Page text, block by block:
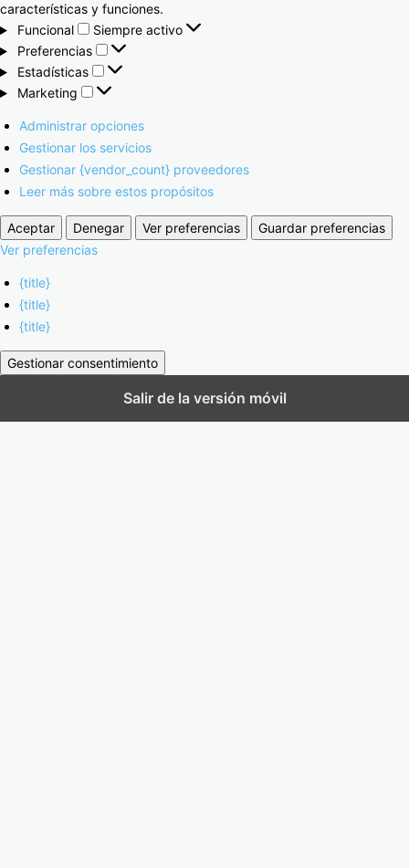
características y funciones.
Funcional
Siempre activo
Preferencias
Estadísticas
Marketing
Administrar opciones
Gestionar los servicios
Gestionar {vendor_count} proveedores
Leer más sobre estos propósitos
Aceptar Denegar Ver preferencias
Guardar preferencias
Ver preferencias
{title}
{title}
{title}
Gestionar consentimiento
Salir de la versión móvil